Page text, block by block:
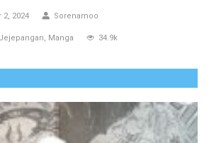
2024 Sorenamoo
Jejepangan Manga 34.9k